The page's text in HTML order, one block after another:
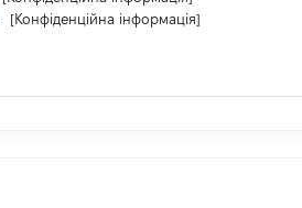
[Конфіденційна інформація]